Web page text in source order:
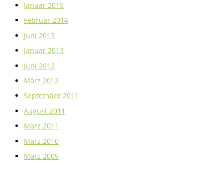
Januar 2015
Februar 2014
Juni 2013
Januar 2013
Juni 2012
März 2012
September 2011
August 2011
März 2011
März 2010
März 2009